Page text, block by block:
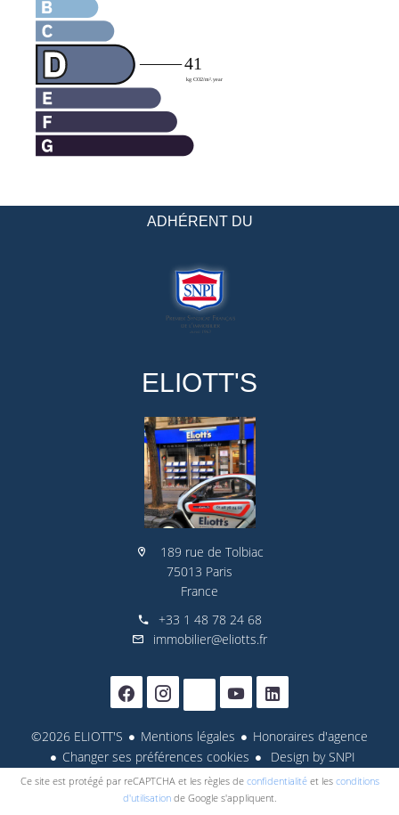
ADHÉRENT DU
ELIOTT'S
189 rue de Tolbiac
75013 Paris
France
+33 1 48 78 24 68
immobilier@eliotts.fr
©2026 ELIOTT'S Mentions légales
Honoraires d'agence
Changer ses préférences cookies
Design bySNPI
Ce site est protégé par reCAPTCHA et les règles de confidentialitéet les conditions
d'utilisationde Google s'appliquent.